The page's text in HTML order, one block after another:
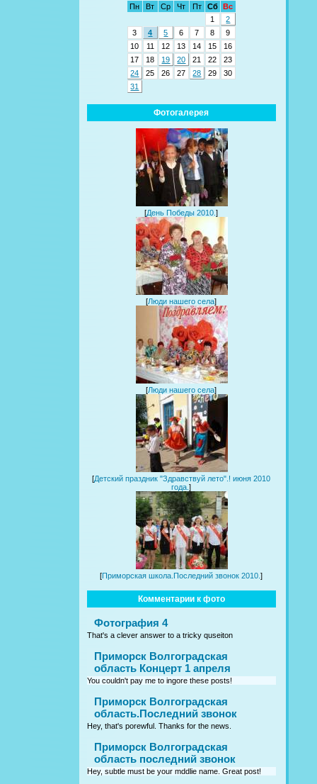
Пн
Вт Ср Чт Пт Сб
Вс
1
2
3
4 5 6 7 8
9
10
11 12 13 14 15
16
17
18 19 20 21 22
23
24
25 26 27 28 29
30
31
Фотогалерея
[День Победы 2010.]
[Люди нашего села]
[Люди нашего села]
[Детский праздник "Здравствуй лето".! июня 2010
года.]
[Приморская школа.Последний звонок 2010.]
Комментарии к фото
Фотография 4
That's a clever answer to a tricky quseiton
Приморск Волгоградская
область Концерт 1 апреля
You couldn't pay me to ingore these posts!
Приморск Волгоградская
область.Последний звонок
Hey, that's porewful. Thanks for the news.
Приморск Волгоградская
область последний звонок
Hey, subtle must be your mddlie name. Great post!